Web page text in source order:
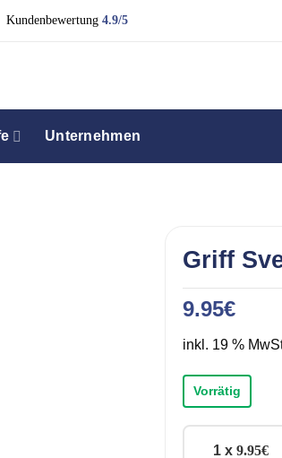
Kundenbewertung 4.9/5
Unternehmen
Griff
9.95€
inkl. 19 %
Vorrätig
1 x 9.95€